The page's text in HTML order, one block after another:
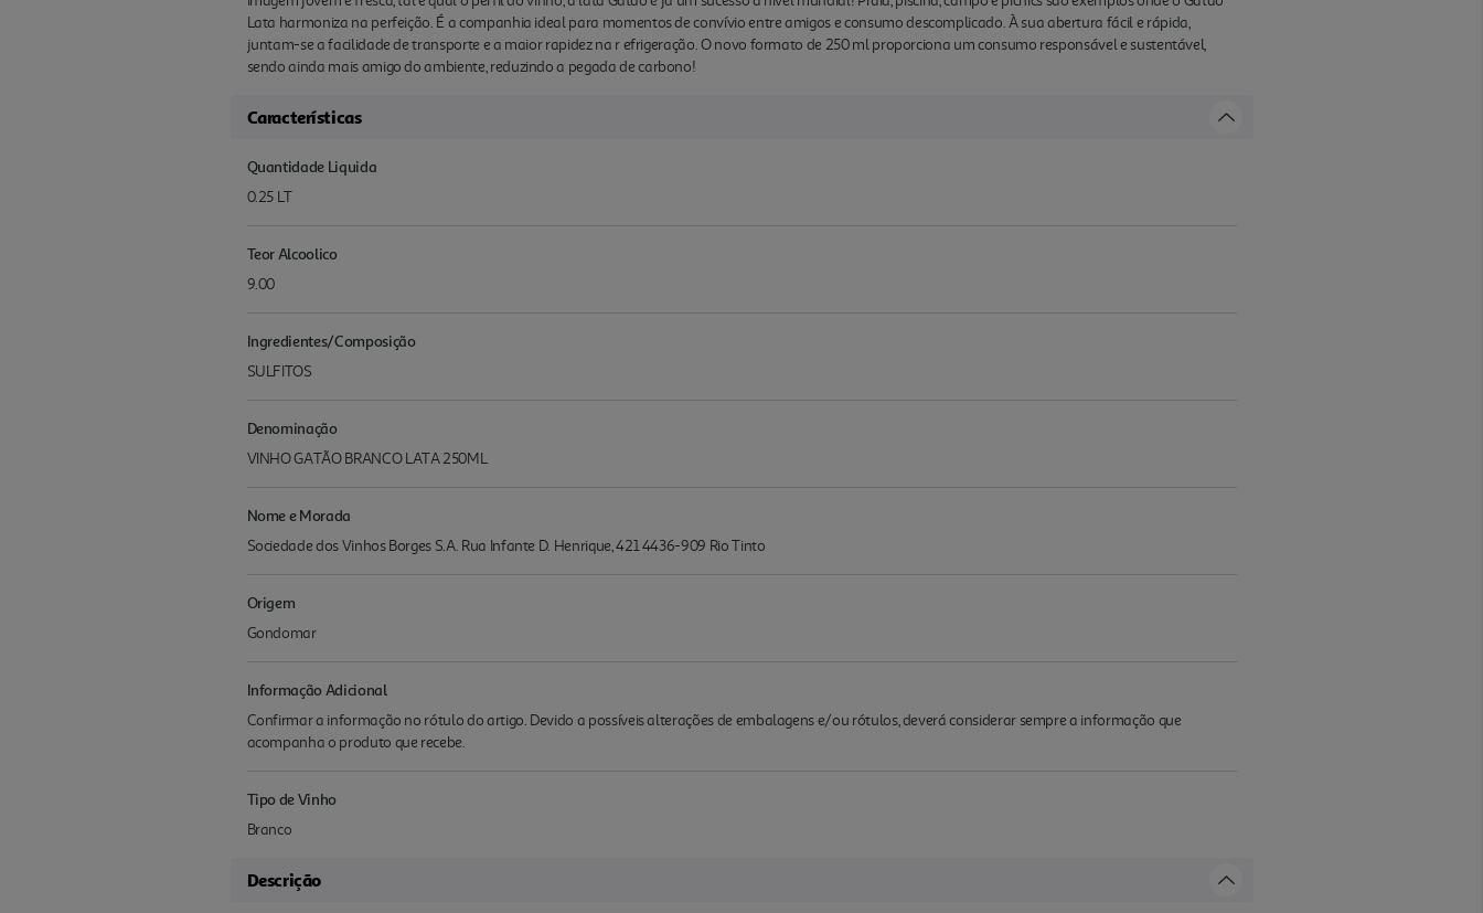
Lata harmoniza na perfeição. É a companhia ideal para momentos de convívio entre amigos e consumo descomplicado. À sua abertura fácil e rápida,
juntam-se a facilidade de transporte e a maior rapidez na r efrigeração. O novo formato de 250 ml proporciona um consumo responsável e sustentável,
sendo ainda mais amigo do ambiente, reduzindo a pegada de carbono!
Características
Quantidade Liquida
0.25 LT
Teor Alcoolico
9.00
Ingredientes/Composição
SULFITOS
Denominação
VINHO GATÃO BRANCO LATA 250ML
Nome e Morada
Sociedade dos Vinhos Borges S.A. Rua Infante D. Henrique, 421 4436-909 Rio Tinto
Origem
Gondomar
Informação Adicional
Confirmar a informação no rótulo do artigo. Devido a possíveis alterações de embalagens e/ou rótulos, deverá considerar sempre a informação que
acompanha o produto que recebe.
Tipo de Vinho
Branco
Descrição